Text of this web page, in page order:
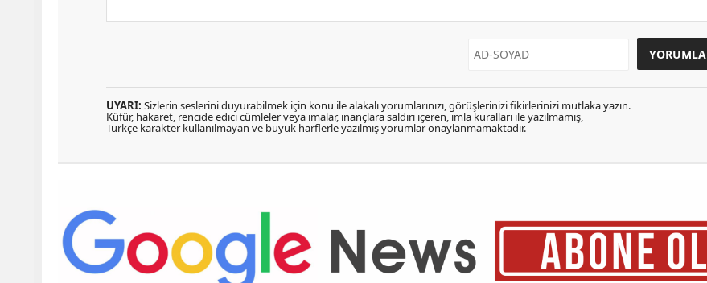
UYARI: Sizlerin seslerini duyurabilmek için konu ile alakalı yorumlarınızı, görüşlerinizi fikirlerinizi mutlaka yazın.
Küfür, hakaret, rencide edici cümleler veya imalar, inançlara saldırı içeren, imla kuralları ile yazılmamış,
Türkçe karakter kullanılmayan ve büyük harflerle yazılmış yorumlar onaylanmamaktadır.